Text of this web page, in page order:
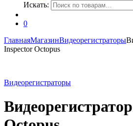
Искать:
0
ГлавнаяМагазинВидеорегистраторы
Inspector Octopus
Видеорегистраторы